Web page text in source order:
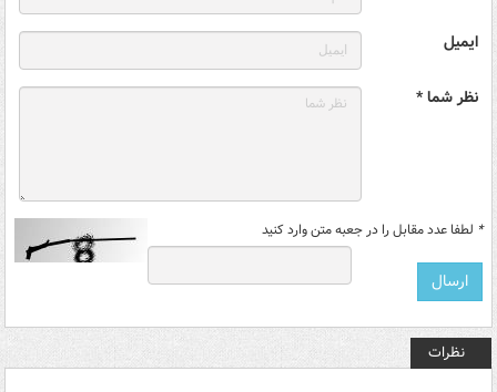
ایمیل
نظر شما *
* لطفا عدد مقابل را در جعبه متن وارد کنید
نظرات